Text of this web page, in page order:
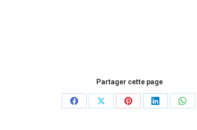
Partager cette page
PartagerPartagerPartagerPartager